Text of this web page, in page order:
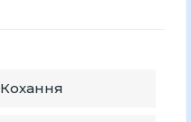
Кохання